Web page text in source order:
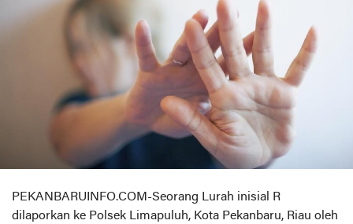
PEKANBARUINFO.COM-Seorang Lurah inisial R
dilaporkan ke Polsek Limapuluh, Kota Pekanbaru, Riau oleh